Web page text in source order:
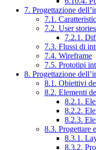
7. Progettazione
7.1.
7.2. User
7.2.1.
7.3. Flussi di
7.4. Wireframe
7.5. Prototipi
8. Progettazione
8.1. Obiettivi
8.2. Elementi
8.2.1.
8.2.2.
8.2.3.
8.3. Progettare
8.3.1.
8.3.2.